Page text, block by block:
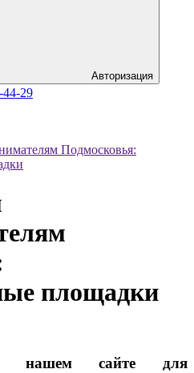
Авторизация
44-29
Подмосковья:
площадки
нашем сайте для